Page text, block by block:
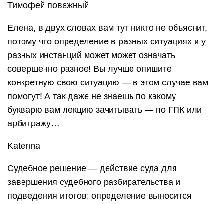
Тимофей поважный
Елена, в двух словах вам тут никто не объяснит,
потому что определение в разных ситуациях и у
разных инстанций может может означать
совершенно разное! Вы лучше опишите
конкретную свою ситуацию — в этом случае вам
помогут! А так даже не знаешь по какому
букварю вам лекцию зачитывать — по ГПК или
арбитражу…
Katerina
Судебное решение — действие суда для
завершения судебного разбирательства и
подведения итогов; определение выносится